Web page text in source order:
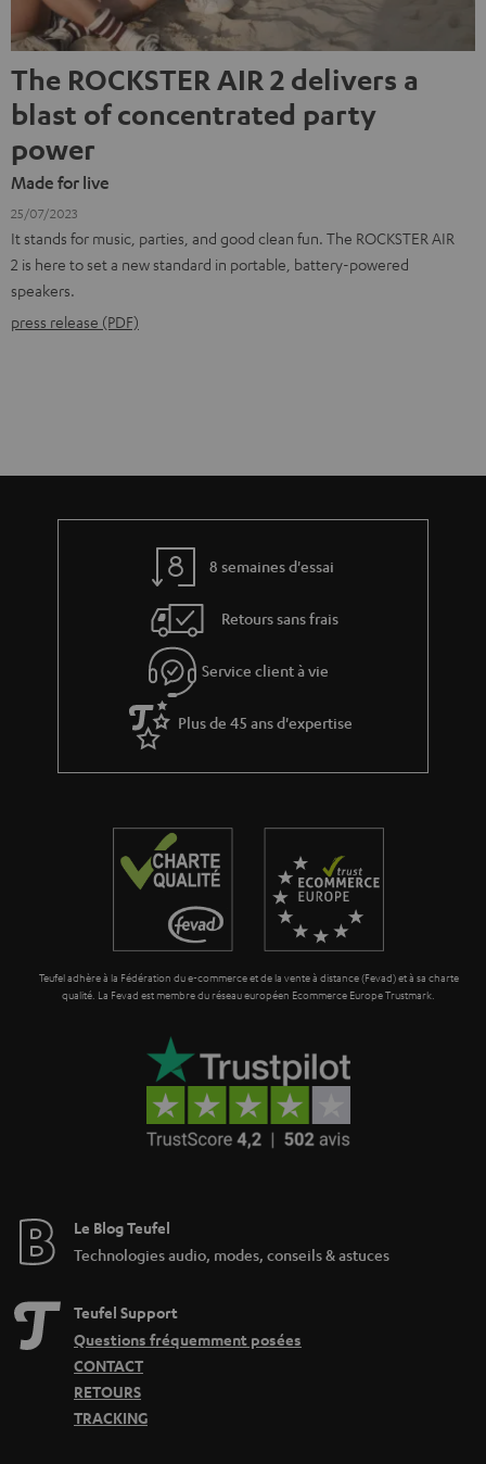
The ROCKSTER AIR 2 delivers a
blast of concentrated party
power
Made for live
25/07/2023
It stands for music, parties, and good clean fun. The ROCKSTER AIR
2 is here to set a new standard in portable, battery-powered
speakers.
press release (PDF)
8 semaines d'essai
Retours sans frais
Service client à vie
Plus de 45 ans d'expertise
Teufel adhère à la Fédération du e-commerce et de la vente à distance (Fevad) et à sa charte
qualité. La Fevad est membre du réseau européen Ecommerce Europe Trustmark.
Le Blog Teufel
Technologies audio, modes, conseils & astuces
Teufel Support
Questions fréquemment posées
CONTACT
RETOURS
TRACKING